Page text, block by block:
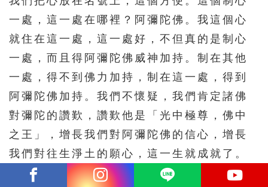
一處，這一處在哪裡？阿彌陀佛。我這個心
就住在這一處，這一處好，不但真的是制心
一處，而且得阿彌陀佛威神加持。制在其他
一處，得不到佛力加持，制在這一處，得到
阿彌陀佛加持。我們不懷疑，我們肯定諸佛
對彌陀的讚歎，讚歎他是「光中極尊，佛中
之王」，增長我們對阿彌陀佛的信心，增長
我們對往生淨土的願心，這一生就成就了。
我們走的是成佛之道，要記住。外面許多人